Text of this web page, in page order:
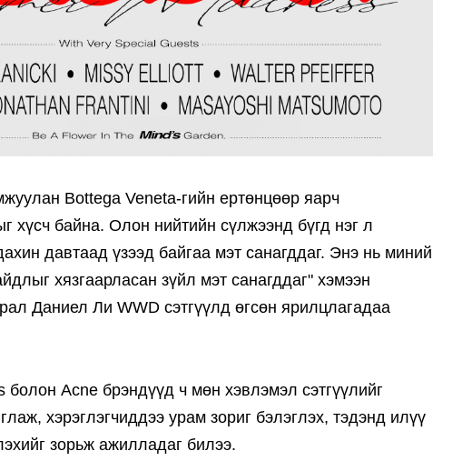
Bottega Veneta-гийн ертөнцөөр яарч
хүсч байна. Олон нийтийн сүлжээнд бүгд нэг л
давтаад үзээд байгаа мэт санагддаг. Энэ нь миний
хязгаарласан зүйл мэт санагддаг" хэмээн
Даниел Ли WWD сэтгүүлд өгсөн ярилцлагадаа
Acne брэндүүд ч мөн хэвлэмэл сэтгүүлийг
хэрэглэгчиддээ урам зориг бэлэглэх, тэдэнд илүү
зорьж ажилладаг билээ.